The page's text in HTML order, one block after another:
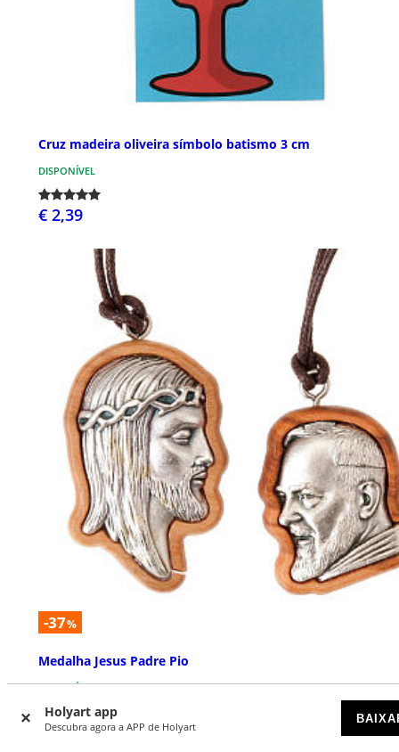
Holyart app
Descubra agora a APP de Holyart
Cruz madeira oliveira símbolo batismo 3 cm
DISPONÍVEL
€ 2,39
-37%
Medalha Jesus Padre Pio
DISPONÍVEL
€ 2,90 € 4,59